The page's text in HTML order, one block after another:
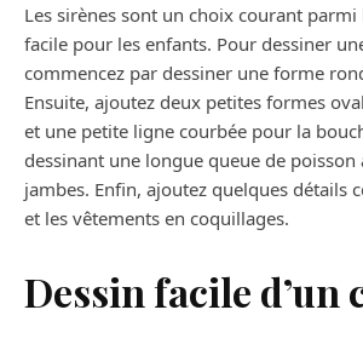
Les sirènes sont un choix courant parmi
facile pour les enfants. Pour dessiner
commencez par dessiner une forme
Ensuite, ajoutez deux petites formes
et une petite ligne courbée pour la
dessinant une longue queue de poisson
jambes. Enfin, ajoutez quelques détails
et les vêtements en coquillages.
Dessin facile d’un